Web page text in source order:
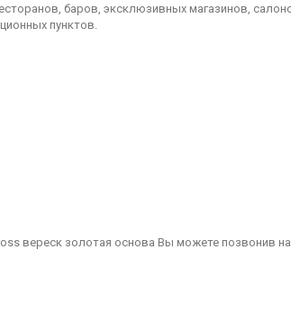
баров, эксклюзивных магазинов,
пунктов.
вереск золотая основа Вы можете позвонив